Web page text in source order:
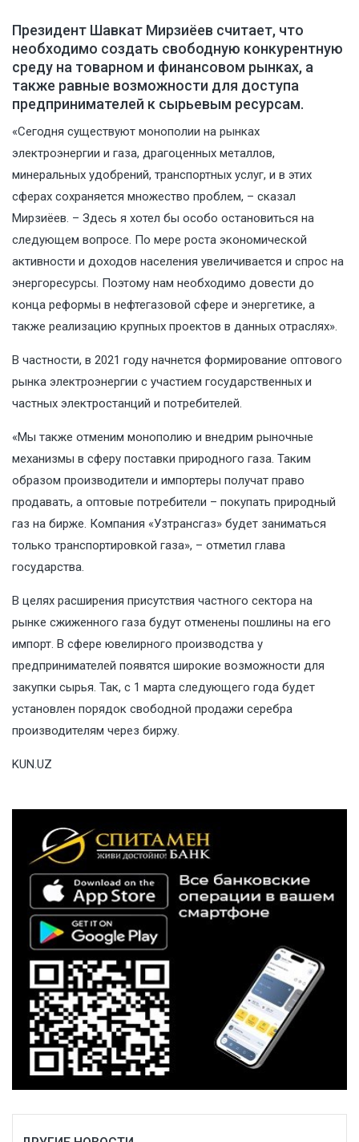
Президент Шавкат Мирзиёев считает, что
необходимо создать свободную конкурентную
среду на товарном и финансовом рынках, а
также равные возможности для доступа
предпринимателей к сырьевым ресурсам.
«Сегодня существуют монополии на рынках
электроэнергии и газа, драгоценных металлов,
минеральных удобрений, транспортных услуг, и в этих
сферах сохраняется множество проблем, – сказал
Мирзиёев. – Здесь я хотел бы особо остановиться на
следующем вопросе. По мере роста экономической
активности и доходов населения увеличивается и спрос на
энергоресурсы. Поэтому нам необходимо довести до
конца реформы в нефтегазовой сфере и энергетике, а
также реализацию крупных проектов в данных отраслях».
В частности, в 2021 году начнется формирование оптового
рынка электроэнергии с участием государственных и
частных электростанций и потребителей.
«Мы также отменим монополию и внедрим рыночные
механизмы в сферу поставки природного газа. Таким
образом производители и импортеры получат право
продавать, а оптовые потребители – покупать природный
газ на бирже. Компания «Узтрансгаз» будет заниматься
только транспортировкой газа», – отметил глава
государства.
В целях расширения присутствия частного сектора на
рынке сжиженного газа будут отменены пошлины на его
импорт. В сфере ювелирного производства у
предпринимателей появятся широкие возможности для
закупки сырья. Так, с 1 марта следующего года будет
установлен порядок свободной продажи серебра
производителям через биржу.
KUN.UZ